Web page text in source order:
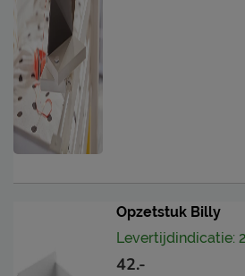
Opzetstuk Billy
Levertijdindicatie:
42.-